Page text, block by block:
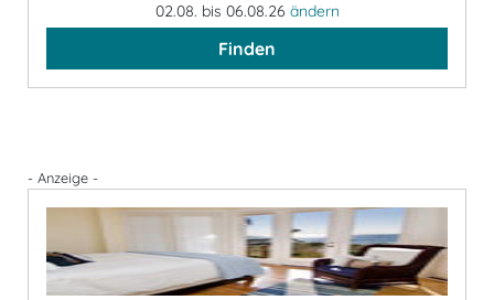
02.08. bis 06.08.26 ändern
Finden
- Anzeige -